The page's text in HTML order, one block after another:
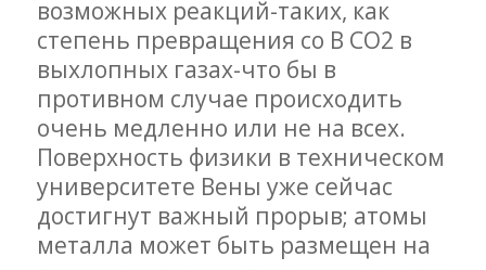
возможных реакций-таких, как
степень превращения со В СО2 в
выхлопных газах-что бы в
противном случае происходить
очень медленно или не на всех.
Поверхность физики в техническом
университете Вены уже сейчас
достигнут важный прорыв; атомы
металла может быть размещен на